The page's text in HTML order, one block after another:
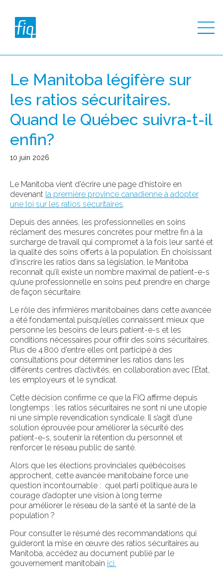
Le Manitoba légifère sur
les ratios sécuritaires.
Quand le Québec suivra-t-il
enfin?
10 juin 2026
Le Manitoba vient d’écrire une page d’histoire en
devenant la première province canadienne à adopter
une loi sur les ratios sécuritaires.
Depuis des années, les professionnelles en soins
réclament des mesures concrètes pour mettre fin à la
surcharge de travail qui compromet à la fois leur santé et
la qualité des soins offerts à la population. En choisissant
d’inscrire les ratios dans sa législation, le Manitoba
reconnaît qu’il existe un nombre maximal de patient-e-s
qu’une professionnelle en soins peut prendre en charge
de façon sécuritaire.
Le rôle des infirmières manitobaines dans cette avancée
a été fondamental puisqu’elles connaissent mieux que
personne les besoins de leurs patient-e-s et les
conditions nécessaires pour offrir des soins sécuritaires.
Plus de 4 800 d’entre elles ont participé à des
consultations pour déterminer les ratios dans les
différents centres d’activités, en collaboration avec l’État,
les employeurs et le syndicat.
Cette décision confirme ce que la FIQ affirme depuis
longtemps : les ratios sécuritaires ne sont ni une utopie
ni une simple revendication syndicale. Il s’agit d’une
solution éprouvée pour améliorer la sécurité des
patient-e-s, soutenir la rétention du personnel et
renforcer le réseau public de santé.
Alors que les élections provinciales québécoises
approchent, cette avancée manitobaine force une
question incontournable : quel parti politique aura le
courage d’adopter une vision à long terme
pour améliorer le réseau de la santé et la santé de la
population ?
Pour consulter le résumé des recommandations qui
guideront la mise en œuvre des ratios sécuritaires au
Manitoba, accédez au document publié par le
gouvernement manitobain ici.